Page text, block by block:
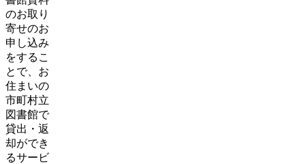
のお取り
寄せのお
申し込み
をするこ
とで、お
住まいの
市町村立
図書館で
貸出・返
却ができ
るサービ